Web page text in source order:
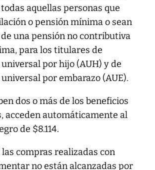
todas aquellas personas que
o pensión mínima o sean
una pensión no contributiva
para los titulares de
por hijo (AUH) y de
por embarazo (AUE).
dos o más de los beneficios
acceden automáticamente al
de $8.114.
compras realizadas con
no están alcanzadas por